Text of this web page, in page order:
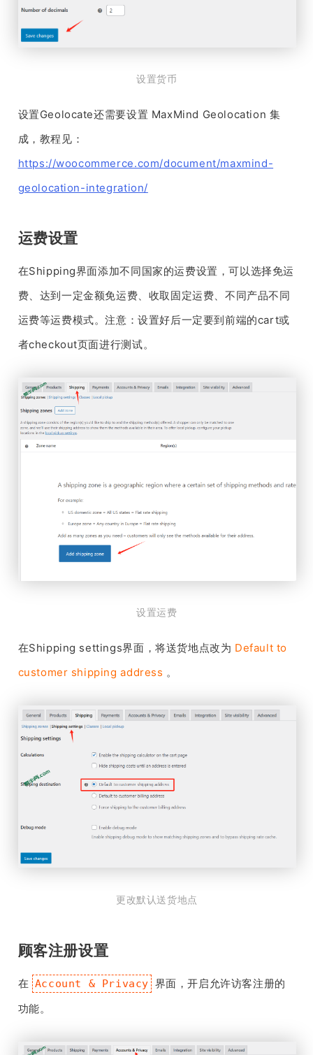
设置货币
设置Geolocate还需要设置 MaxMind Geolocation 集
成，教程见：
https://woocommerce.com/document/maxmind-
geolocation-integration/
运费设置
在Shipping界面添加不同国家的运费设置，可以选择免运
费、达到一定金额免运费、收取固定运费、不同产品不同
运费等运费模式。注意：设置好后一定要到前端的cart或
者checkout页面进行测试。
设置运费
在Shipping settings界面，将送货地点改为 Default to
customer shipping address 。
更改默认送货地点
顾客注册设置
在 Account & Privacy 界面，开启允许访客注册的
功能。